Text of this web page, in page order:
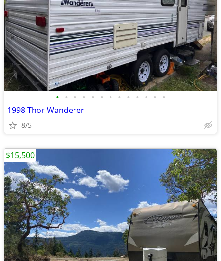
• • • • • • • • • • • • •
1998 Thor Wanderer
8/5
$15,500